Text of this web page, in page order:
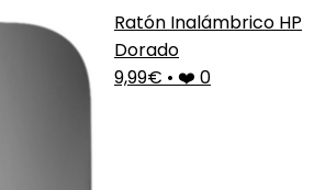
Ratón Inalámbrico HP
Dorado
9,99€ • ❤️ 0